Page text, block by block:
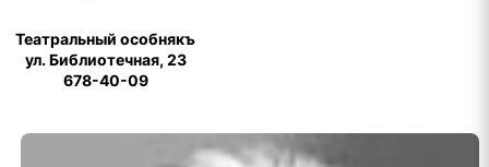
Театральный особнякъ
ул. Библиотечная, 23
678-40-09